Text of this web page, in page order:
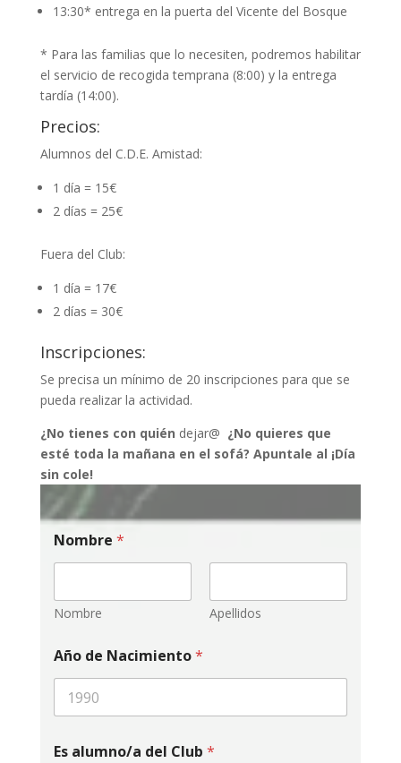
13:30* entrega en la puerta del Vicente del Bosque
* Para las familias que lo necesiten, podremos habilitar
el servicio de recogida temprana (8:00) y la entrega
tardía (14:00).
Precios:
Alumnos del C.D.E. Amistad:
1 día = 15€
2 días = 25€
Fuera del Club:
1 día = 17€
2 días = 30€
Inscripciones:
Se precisa un mínimo de 20 inscripciones para que se
pueda realizar la actividad.
¿No tienes con quién dejar@ ¿No quieres que
esté toda la mañana en el sofá? Apuntale al ¡Día
sin cole!
Nombre *
Nombre Apellidos
Año de Nacimiento*
Es alumno/a del Club *